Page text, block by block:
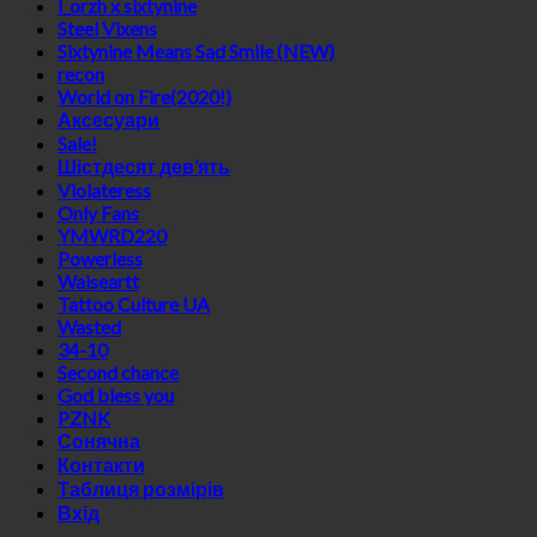
i_orzh x sixtynine
Steel Vixens
Sixtynine Means Sad Smile (NEW)
recon
World on Fire(2020!)
Аксесуари
Sale!
Шістдесят дев’ять
Violateress
Only Fans
YMWRD220
Powerless
Waiseartt
Tattoo Culture UA
Wasted
34-10
Second chance
God bless you
PZNK
Сонячна
Контакти
Таблиця розмірів
Вхід